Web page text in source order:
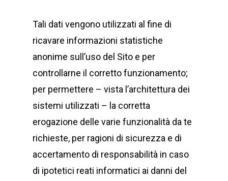
Tali dati vengono utilizzati al fine di
ricavare informazioni statistiche
anonime sull’uso del Sito e per
controllarne il corretto funzionamento;
per permettere – vista l’architettura dei
sistemi utilizzati – la corretta
erogazione delle varie funzionalità da te
richieste, per ragioni di sicurezza e di
accertamento di responsabilità in caso
di ipotetici reati informatici ai danni del